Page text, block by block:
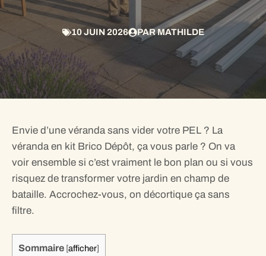
10 JUIN 2026 PARMATHILDE
Envie d’une véranda sans vider votre PEL ? La
véranda en kit Brico Dépôt, ça vous parle ? On va
voir ensemble si c’est vraiment le bon plan ou si vous
risquez de transformer votre jardin en champ de
bataille. Accrochez-vous, on décortique ça sans
filtre.
Sommaire [afficher]